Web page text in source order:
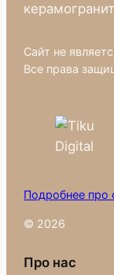
Сайт не
Все права
Подробнее про
© 2026
Про нас